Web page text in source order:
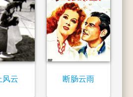
风云 断肠云雨